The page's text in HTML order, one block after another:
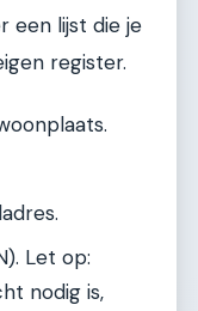
een lijst die je
register.
Let op:
nodig is,